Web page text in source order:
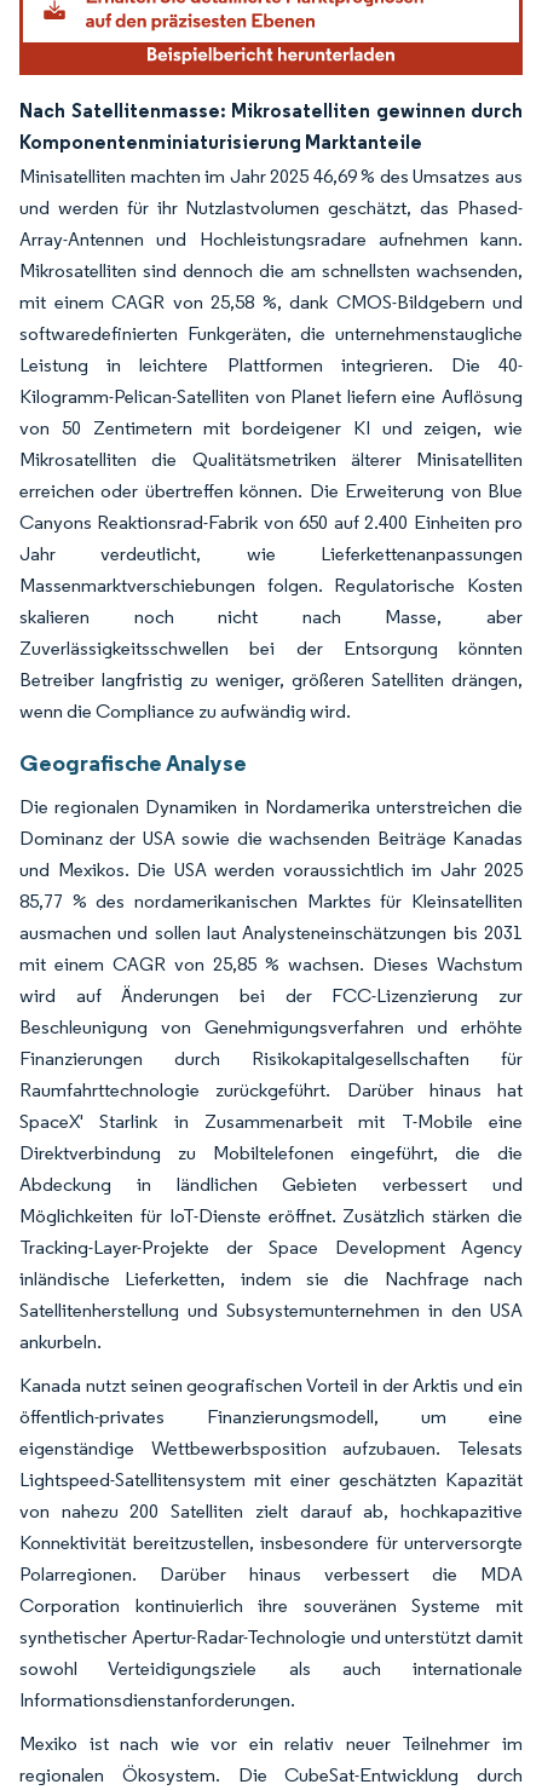
Nach Satellitenmasse: Mikrosatelliten gewinnen durch
Komponentenminiaturisierung Marktanteile
Minisatelliten machten im Jahr 2025 46,69 % des Umsatzes aus
und werden für ihr Nutzlastvolumen geschätzt, das Phased-
Array-Antennen und Hochleistungsradare aufnehmen kann.
Mikrosatelliten sind dennoch die am schnellsten wachsenden,
mit einem CAGR von 25,58 %, dank CMOS-Bildgebern und
softwaredefinierten Funkgeräten, die unternehmenstaugliche
Leistung in leichtere Plattformen integrieren. Die 40-
Kilogramm-Pelican-Satelliten von Planet liefern eine Auflösung
von 50 Zentimetern mit bordeigener KI und zeigen, wie
Mikrosatelliten die Qualitätsmetriken älterer Minisatelliten
erreichen oder übertreffen können. Die Erweiterung von Blue
Canyons Reaktionsrad-Fabrik von 650 auf 2.400 Einheiten pro
Jahr verdeutlicht, wie Lieferkettenanpassungen
Massenmarktverschiebungen folgen. Regulatorische Kosten
skalieren noch nicht nach Masse, aber
Zuverlässigkeitsschwellen bei der Entsorgung könnten
Betreiber langfristig zu weniger, größeren Satelliten drängen,
wenn die Compliance zu aufwändig wird.
Geografische Analyse
Die regionalen Dynamiken in Nordamerika unterstreichen die
Dominanz der USA sowie die wachsenden Beiträge Kanadas
und Mexikos. Die USA werden voraussichtlich im Jahr 2025
85,77 % des nordamerikanischen Marktes für Kleinsatelliten
ausmachen und sollen laut Analysteneinschätzungen bis 2031
mit einem CAGR von 25,85 % wachsen. Dieses Wachstum
wird auf Änderungen bei der FCC-Lizenzierung zur
Beschleunigung von Genehmigungsverfahren und erhöhte
Finanzierungen durch Risikokapitalgesellschaften für
Raumfahrttechnologie zurückgeführt. Darüber hinaus hat
SpaceX' Starlink in Zusammenarbeit mit T-Mobile eine
Direktverbindung zu Mobiltelefonen eingeführt, die die
Abdeckung in ländlichen Gebieten verbessert und
Möglichkeiten für IoT-Dienste eröffnet. Zusätzlich stärken die
Tracking-Layer-Projekte der Space Development Agency
inländische Lieferketten, indem sie die Nachfrage nach
Satellitenherstellung und Subsystemunternehmen in den USA
ankurbeln.
Kanada nutzt seinen geografischen Vorteil in der Arktis und ein
öffentlich-privates Finanzierungsmodell, um eine
eigenständige Wettbewerbsposition aufzubauen. Telesats
Lightspeed-Satellitensystem mit einer geschätzten Kapazität
von nahezu 200 Satelliten zielt darauf ab, hochkapazitive
Konnektivität bereitzustellen, insbesondere für unterversorgte
Polarregionen. Darüber hinaus verbessert die MDA
Corporation kontinuierlich ihre souveränen Systeme mit
synthetischer Apertur-Radar-Technologie und unterstützt damit
sowohl Verteidigungsziele als auch internationale
Informationsdienstanforderungen.
Mexiko ist nach wie vor ein relativ neuer Teilnehmer im
regionalen Ökosystem. Die CubeSat-Entwicklung durch